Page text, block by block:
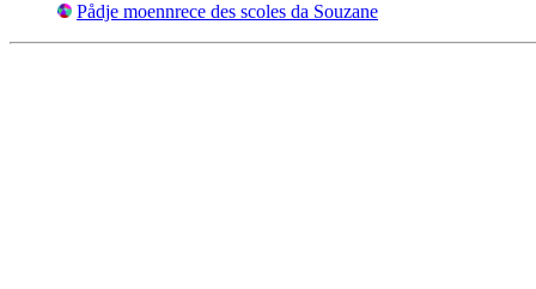
Pådje moennrece des scoles da Souzane